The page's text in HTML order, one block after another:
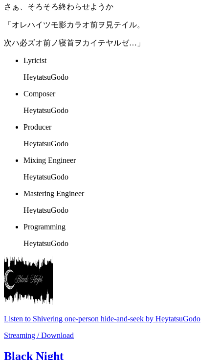
さぁ、そろそろ終わらせようか
「オレハイツモ影カラオ前ヲ見テイル。
次ハ必ズオ前ノ寝首ヲカイテヤルゼ…」
Lyricist
HeytatsuGodo
Composer
HeytatsuGodo
Producer
HeytatsuGodo
Mixing Engineer
HeytatsuGodo
Mastering Engineer
HeytatsuGodo
Programming
HeytatsuGodo
Listen to Shivering one-person hide-and-seek by HeytatsuGodo
Streaming / Download
Black Night